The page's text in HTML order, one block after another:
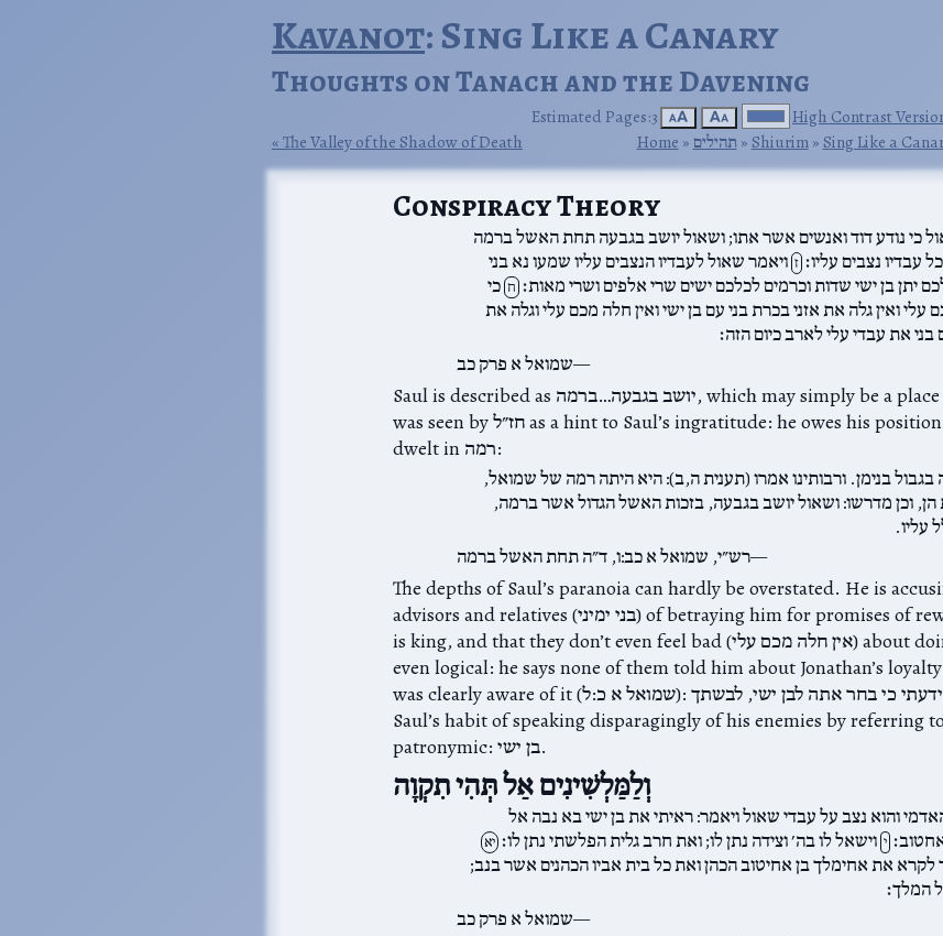
Kavanot: Sing Like a Canary
Thoughts on Tanach and the Davening
Estimated Pages:3 🗚 🗛
High Contrast
The Valley of the Shadow of Death
Home ‎ »‎תהילים‎ »‎ Shiurim‎ »‎ Sing Like a
Conspiracy Theory
כי נודע דוד ואנשים אשר אתו; ושאול יושב בגבעה תחת האשל ברמה
עבדיו נצבים עליו׃ ז ויאמר שאול לעבדיו הנצבים עליו שמעו נא בני
יתן בן ישי שדות וכרמים לכלכם ישים שרי אלפים ושרי מאות׃ ח כי
ואין גלה את אזני בכרת בני עם בן ישי ואין חלה מכם עלי וגלה את
בני את עבדי עלי לארב כיום הזה׃
שמואל א פרק כב
Saul is described as יושב בגבעה…ברמה, which may simply be a place description, but
was seen by חז״ל as a hint to Saul’s ingratitude: he owes his position to Samuel, who
dwelt in רמה:
בנימן. ורבותינו אמרו (תענית ה,ב): היא היתה רמה של שמואל,
הן, וכן מדרשו: ושאול יושב בגבעה, בזכות האשל הגדול אשר ברמה,
עליו.
רש״י, שמואל א כב:ו, ד״ה תחת האשל ברמה
The depths of Saul’s paranoia can hardly be overstated. He is
advisors and relatives (בני ימיני) of betraying him for promises of reward when David
is king, and that they don’t even feel bad (אין חלה מכם עלי) about doing it. And it’s not
even logical: he says none of them told him about Jonathan’s
was clearly aware of it (שמואל א כ:ל):‎ הלוא ידעתי כי בחר אתה לבן ישי, לבשתך. Note also
Saul’s habit of speaking disparagingly of his enemies by referring
patronymic: בן ישי.
וְלַמַּלְשִׁינִים אַל תְּהִי תִקְוָה
והוא נצב על עבדי שאול ויאמר: ראיתי את בן ישי בא נבה אל
י וישאל לו בה׳ וצידה נתן לו; ואת חרב גלית הפלשתי נתן לו׃ יא
לקרא את אחימלך בן אחיטוב הכהן ואת כל בית אביו הכהנים אשר בנב;
המלך׃
שמואל א פרק כב